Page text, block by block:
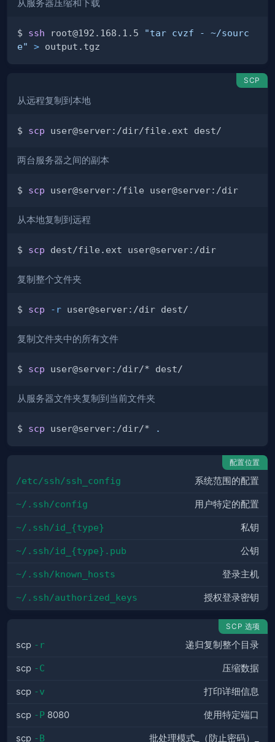
从服务器压缩和下载
$ ssh root@192.168.1.5
"tar cvzf - ~/sourc
e"
>
SCP
从远程复制到本地
$ scp
两台服务器之间的副本
$ scp
从本地复制到远程
$ scp
复制整个文件夹
$ scp -r
复制文件夹中的所有文件
$ scp
从服务器文件夹复制到当前文件夹
$ scp user@server:/dir/* .
配置位置
/etc/ssh/ssh_config 系统范围的配置
~/.ssh/config 用户特定的配置
~/.ssh/id_{type} 私钥
~/.ssh/id_{type}.pub 公钥
~/.ssh/known_hosts 登录主机
~/.ssh/authorized_keys 授权登录密钥
SCP 选项
scp -r 递归复制整个目录
scp -C 压缩数据
scp -v 打印详细信息
scp -P 8080 使用特定端口
scp -B 批处理模式_（防止密码）_